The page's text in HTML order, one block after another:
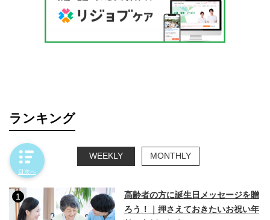
ランキング
WEEKLY MONTHLY
1
高齢者の方に誕生日メッセージを贈
ろう！｜押さえておきたいお祝い年
目次へ